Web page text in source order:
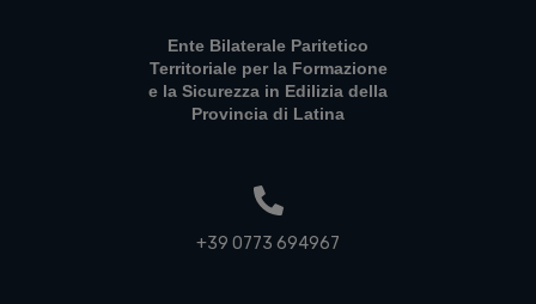
Ente Bilaterale Paritetico
Territoriale per la Formazione
e la Sicurezza in Edilizia della
Provincia di Latina
+39 0773 694967